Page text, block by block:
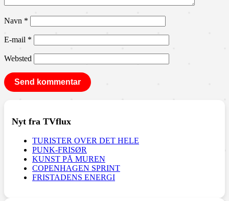
Navn *
E-mail *
Websted
Nyt fra TVflux
TURISTER OVER DET HELE
PUNK-FRISØR
KUNST PÅ MUREN
COPENHAGEN SPRINT
FRISTADENS ENERGI